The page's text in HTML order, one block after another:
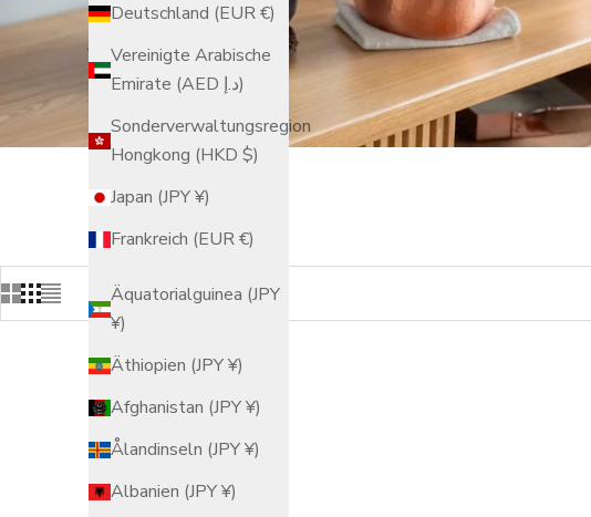
Deutschland (EUR €)
Vereinigte Arabische
Emirate (AED د.إ)
Sonderverwaltungsregion
Hongkong (HKD $)
Japan (JPY ¥)
Frankreich (EUR €)
Äquatorialguinea (JPY
¥)
Äthiopien (JPY ¥)
Afghanistan (JPY ¥)
Ålandinseln (JPY ¥)
Albanien (JPY ¥)